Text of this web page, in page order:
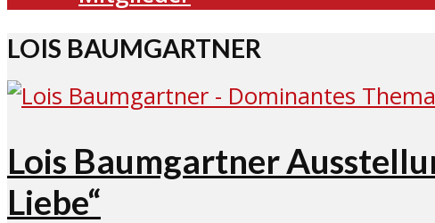
LOIS BAUMGARTNER
Lois Baumgartner
Liebe“